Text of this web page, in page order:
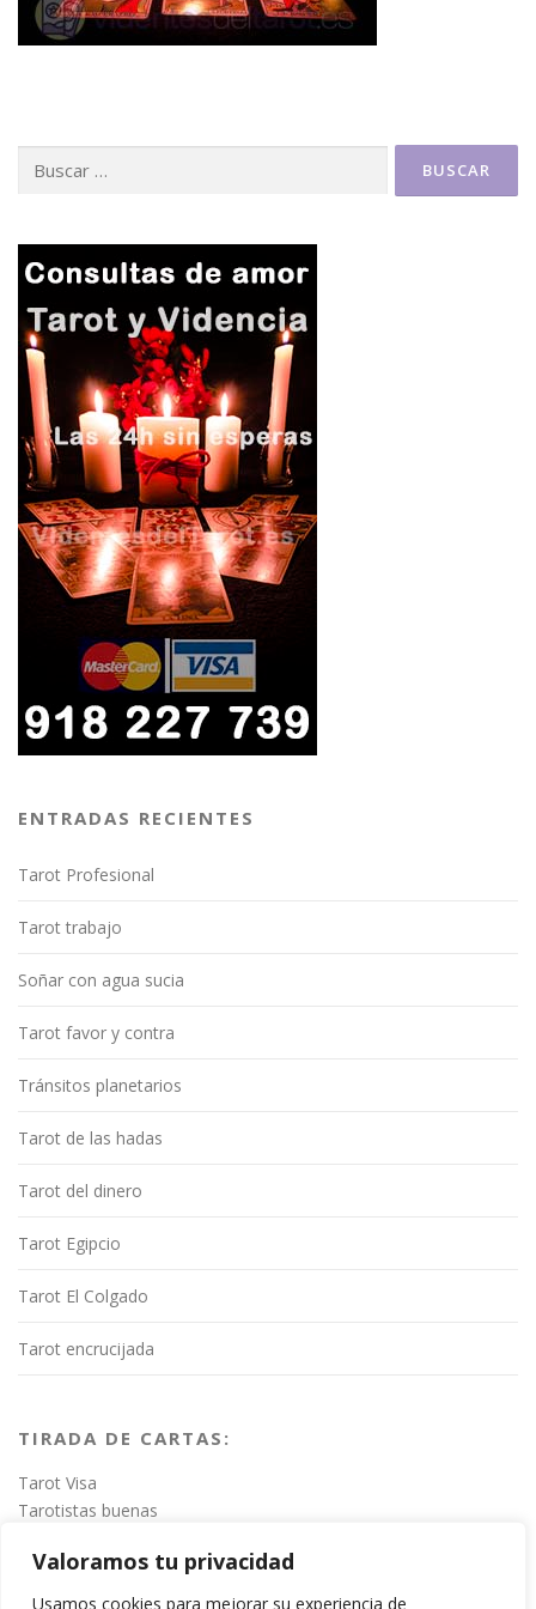
Valoramos tu privacidad
Usamos cookies para mejorar su experiencia de
ENTRADAS RECIENTES
Tarot Profesional
Tarot trabajo
Soñar con agua sucia
Tarot favor y contra
Tránsitos planetarios
Tarot de las hadas
Tarot del dinero
Tarot Egipcio
Tarot El Colgado
Tarot encrucijada
TIRADA DE CARTAS:
Tarot Visa
Tarotistas buenas